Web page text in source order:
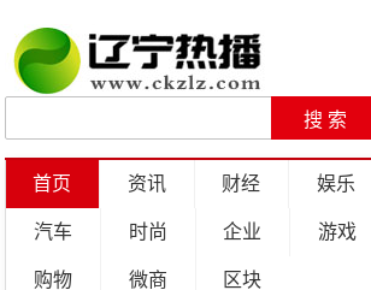
首页 资讯 财经 娱乐
汽车 时尚 企业 游戏
购物 微商 区块